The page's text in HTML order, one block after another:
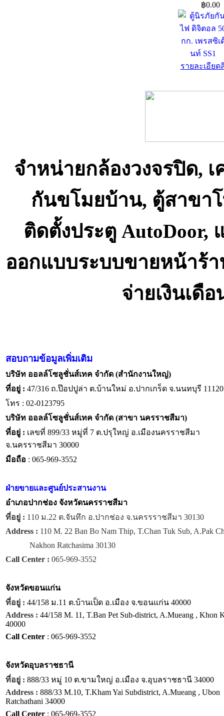
฿0.00
รายละเอีย
จำหน่ายกล้องวงจรปิด,
กันขโมยบ้าน, ตู้สาขา
ติดตั้งประตู AutoDoor,
ออกแบบระบบขายหน้าร้า
จ่ายเงินเดื
สอบถามข้อมูลเพิ่มเติม
บริษัท ออลล์โซลูชั่นส์เทค จำกัด (สำนักงานใหญ่)
ที่อยู่ : 47/316 ถ.ป๊อปปูล่า ต.บ้านใหม่ อ.ปากเกร็ด จ.นนทบุรี 11120
โทร : 02-0123795
บริษัท ออลล์โซลูชั่นส์เทค จำกัด (สาขา นครราชสีมา)
ที่อยู่ : เลขที่ 899/33 หมู่ที่ 7 ต.ปรุใหญ่ อ.เมืองนครราชสีมา
จ.นครราชสีมา 30000
มือถือ : 065-969-3552
ฝ่ายขายและศูนย์ประสานงาน
อำเภอปากช่อง จังหวัดนครราชสีมา
ที่อยู่ : 110 ม.22 ต.จันทึก อ.ปากช่อง จ.นครรราชสีมา 30130
Address : 110 M. 22 Ban Bo Nam Thip, T.Chan Tuk Sub, A.Pak
Nakhon Ratchasima 30130
Call Center : 065-969-3552
จังหวัดขอนแก่น
ที่อยู่ : 44/158 ม.11 ต.บ้านเป็ด อ.เมือง จ.ขอนแก่น 40000
Address : 44/158 M. 11, T.Ban Pet Sub-district, A.Mueang , Khon
40000
Call Center : 065-969-3552
จังหวัดอุบลราชธานี
ที่อยู่ : 888/33 หมู่ 10 ต.ขามใหญ่ อ.เมือง จ.อุบลราชธานี 34000
Address : 888/33 M.10, T.Kham Yai Subdistrict, A.Mueang , Ubon
Ratchathani 34000
Call Center : 065-969-3552